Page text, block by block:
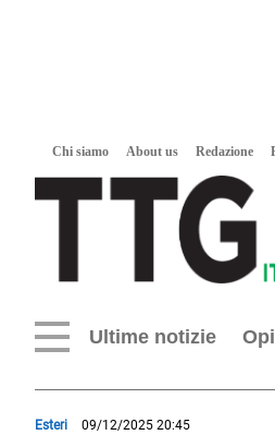
Chi siamo About us Redazione
Ultime notizie
Esteri 09/12/2025 20:45